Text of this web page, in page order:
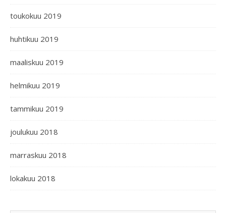
toukokuu 2019
huhtikuu 2019
maaliskuu 2019
helmikuu 2019
tammikuu 2019
joulukuu 2018
marraskuu 2018
lokakuu 2018